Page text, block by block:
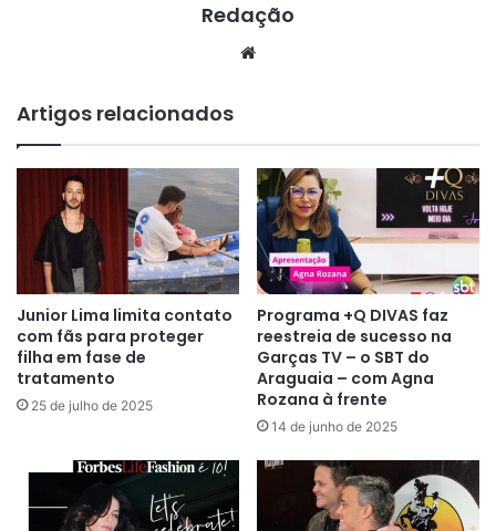
Redação
Artigos relacionados
Junior Lima limita contato
com fãs para proteger
filha em fase de
tratamento
25 de julho de 2025
Programa +Q DIVAS faz
reestreia de sucesso na
Garças TV – o SBT do
Araguaia – com Agna
Rozana à frente
14 de junho de 2025